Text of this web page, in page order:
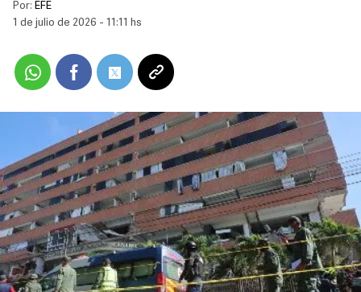
Por: EFE
1 de julio de 2026 - 11:11 hs